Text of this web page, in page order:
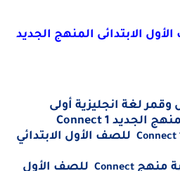
الابتدائى المنهج الجديد
لغة انجليزية أولى
Connect 1
Connect للصف الأول الابتدائي
منهج Connect للصف الأول